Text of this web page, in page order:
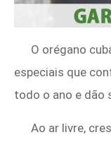
O orégano
especiais que
todo o ano e dão
Ao ar livre,